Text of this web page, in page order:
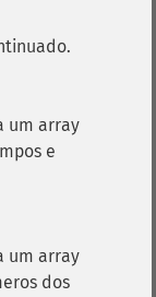
um array
e
um array
dos